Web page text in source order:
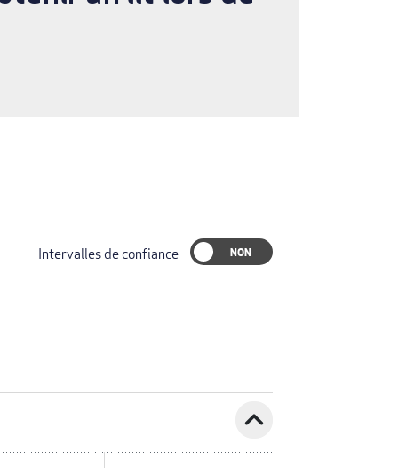
Intervalles de confiance
expand_less